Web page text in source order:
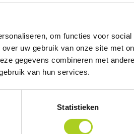
om functies voor
uw gebruik van onze site met
gegevens combineren met
van hun services.
Statistieken
t/m zondag &